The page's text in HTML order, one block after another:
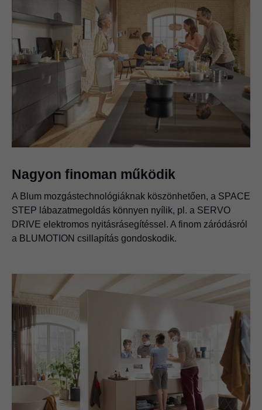
Nagyon finoman működik
A Blum mozgástechnológiáknak köszönhetően, a SPACE
STEP lábazatmegoldás könnyen nyílik, pl. a SERVO
DRIVE elektromos nyitásrásegítéssel. A finom záródásról
a BLUMOTION csillapítás gondoskodik.